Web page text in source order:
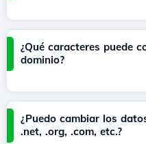
¿Qué caracteres puede
dominio?
¿Puedo cambiar los
.net, .org, .com, etc.?